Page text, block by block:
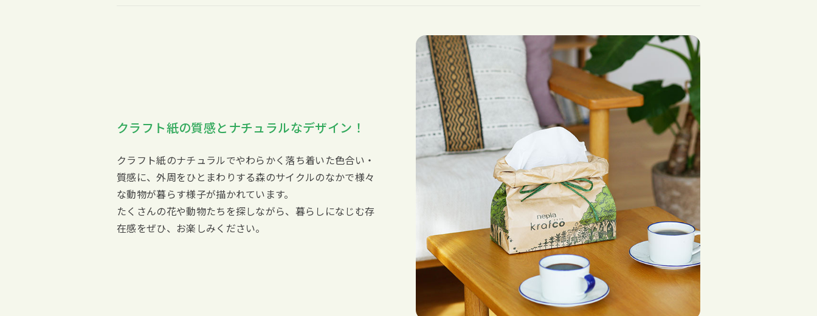
クラフト紙の質感とナチュラルなデザイン！
クラフト紙のナチュラルでやわらかく落ち着いた色合い・
質感に、外周をひとまわりする森のサイクルのなかで様々
な動物が暮らす様子が描かれています。
たくさんの花や動物たちを探しながら、暮らしになじむ存
在感をぜひ、お楽しみください。